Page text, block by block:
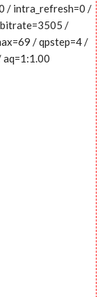
/ intra_refresh=0 /
bitrate=3505 /
/ qpstep=4 /